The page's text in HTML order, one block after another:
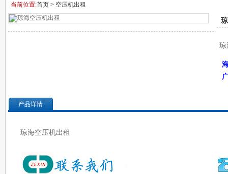
当前位置:首页 > 空压机出租
琼
产品详情
琼海空压机出租